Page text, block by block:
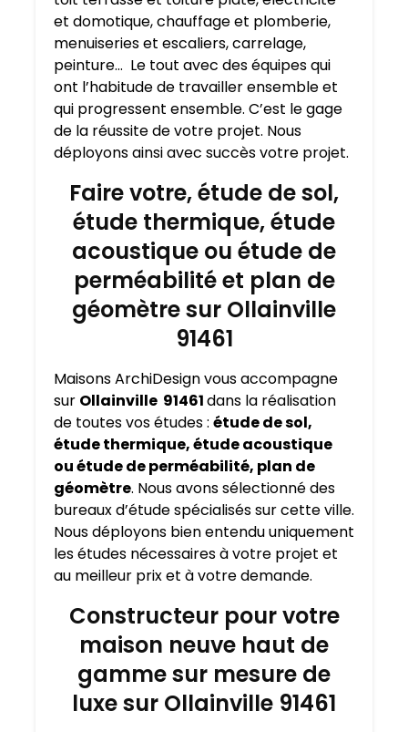
et domotique, chauffage et plomberie,
menuiseries et escaliers, carrelage,
peinture… Le tout avec des équipes qui
ont l’habitude de travailler ensemble et
qui progressent ensemble. C’est le gage
de la réussite de votre projet. Nous
déployons ainsi avec succès votre projet.
Faire votre, étude de sol,
étude thermique, étude
acoustique ou étude de
perméabilité et plan de
géomètre sur Ollainville
91461
Maisons ArchiDesign vous accompagne
sur Ollainville 91461dans la réalisation
de toutes vos études : étude de sol,
étude thermique, étude acoustique
ou étude de perméabilité, plan de
géomètre. Nous avons sélectionné des
bureaux d’étude spécialisés sur cette ville.
Nous déployons bien entendu uniquement
les études nécessaires à votre projet et
au meilleur prix et à votre demande.
Constructeur pour votre
maison neuve haut de
gamme sur mesure de
luxe sur Ollainville 91461